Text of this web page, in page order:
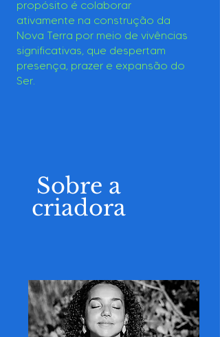
propósito é colaborar
ativamente na construção da
Nova Terra por meio de vivências
significativas, que despertam
presença, prazer e expansão do
Ser.
Sobre a
criadora